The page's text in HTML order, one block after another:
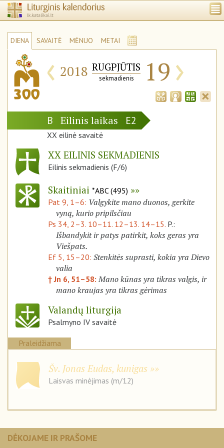
DIENA SAVAITĖ MĖNUO METAI
‹ 2018 RUGPJŪTIS
sekmadienis 19 ›
B Eilinis laikas E2
XX eilinė savaitė
XX EILINIS SEKMADIENIS
Eilinis sekmadienis (F/6)
Skaitiniai *ABC (495)
Pat 9, 1–6: Valgykite mano duonos, gerkite
vyną, kurio pripilsčiau
Ps 34, 2–3. 10–11. 12–13. 14–15. P.:
Išbandykit ir patys patirkit, koks geras yra
Viešpats.
Ef 5, 15–20: Stenkitės suprasti, kokia yra Dievo
valia
† Jn 6, 51–58:Mano kūnas yra tikras valgis, ir
mano kraujas yra tikras gėrimas
Valandų liturgija
Psalmyno IV savaitė
Praleidžiama
Šv. Jonas Eudas, kunigas
Laisvas minėjimas (m/12)
DĖKOJAME IR PRAŠOME